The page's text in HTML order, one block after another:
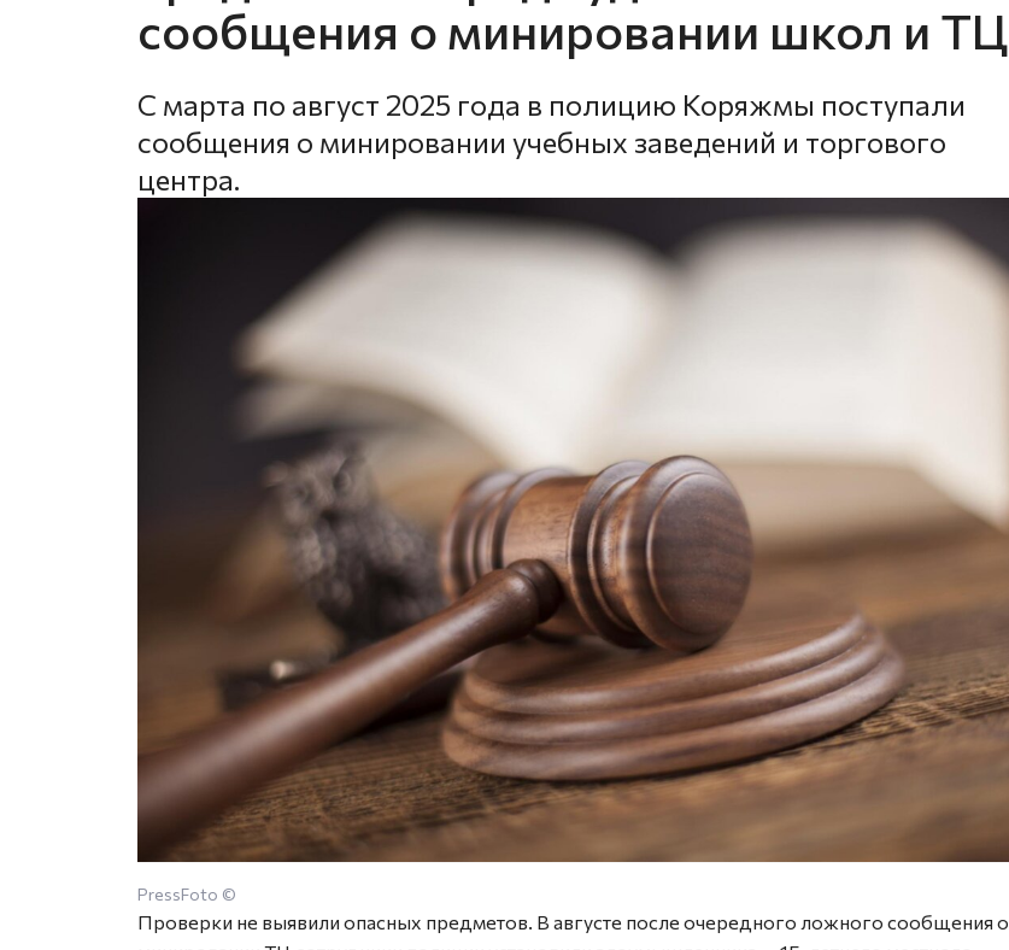
сообщения о минировании школ и ТЦ
С марта по август 2025 года в полицию Коряжмы поступали
сообщения о минировании учебных заведений и торгового
центра.
PressFoto ©
Проверки не выявили опасных предметов. В августе после очередного ложного сообщения о